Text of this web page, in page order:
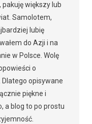
pakuję większy lub
Samolotem,
lubię
do Azji i na
w Polsce. Wolę
o
opisywane
piękne i
a blog to po prostu